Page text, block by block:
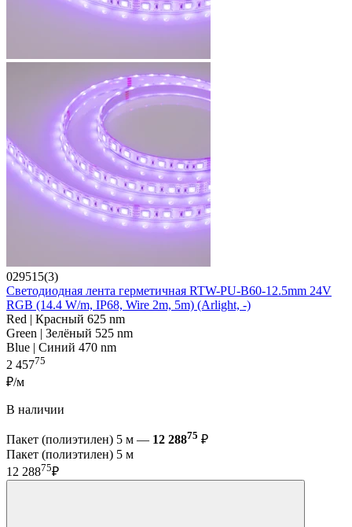
029515(3)
Светодиодная лента герметичная RTW-PU-B60-12.5mm 24V
RGB (14.4 W/m, IP68, Wire 2m, 5m) (Arlight, -)
Red | Красный 625 nm
Green | Зелёный 525 nm
Blue | Синий 470 nm
2 45775
₽/м
В наличии
Пакет (полиэтилен) 5 м — 12 28875 ₽
Пакет (полиэтилен) 5 м
12 28875₽